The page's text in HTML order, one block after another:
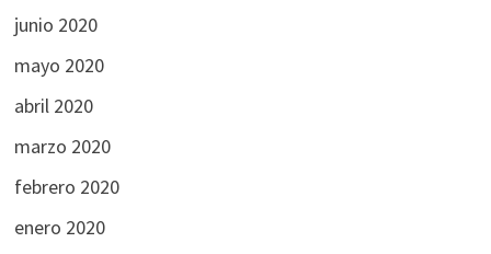
junio 2020
mayo 2020
abril 2020
marzo 2020
febrero 2020
enero 2020